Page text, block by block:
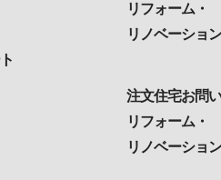
リフォーム・
リノベーショ
注文住宅お問
リフォーム・
リノベーショ